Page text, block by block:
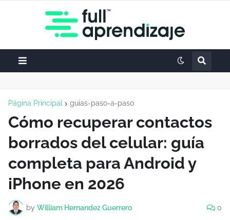
Página Principal guias-paso-a-paso
Cómo recuperar contactos
borrados del celular: guía
completa para Android y
iPhone en 2026
by William Hernandez Guerrero 0